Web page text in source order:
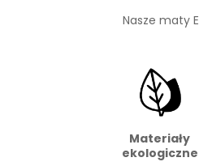
Nasze maty
Materiały
ekologiczne